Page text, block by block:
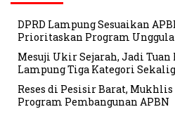
DPRD Lampung Sesuaikan
Prioritaskan Program
Mesuji Ukir Sejarah, Jadi
Lampung Tiga Kategori
Reses di Pesisir Barat,
Program Pembangunan APBN